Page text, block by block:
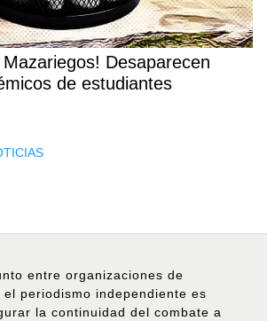
Mazariegos! Desaparecen
de estudiantes
entre organizaciones de
periodismo independiente es
la continuidad del combate a